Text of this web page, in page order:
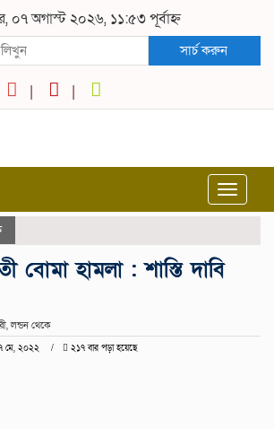
০৭ অগাস্ট ২০২৬, ১১:৫৩ পূর্বাহ্ন
সার্চ করুন
Toggle
বোমা হামলা : শাস্তি দাবি
লন্ডন থেকে
মে, ২০২২ ২১৭ বার পড়া হয়েছে